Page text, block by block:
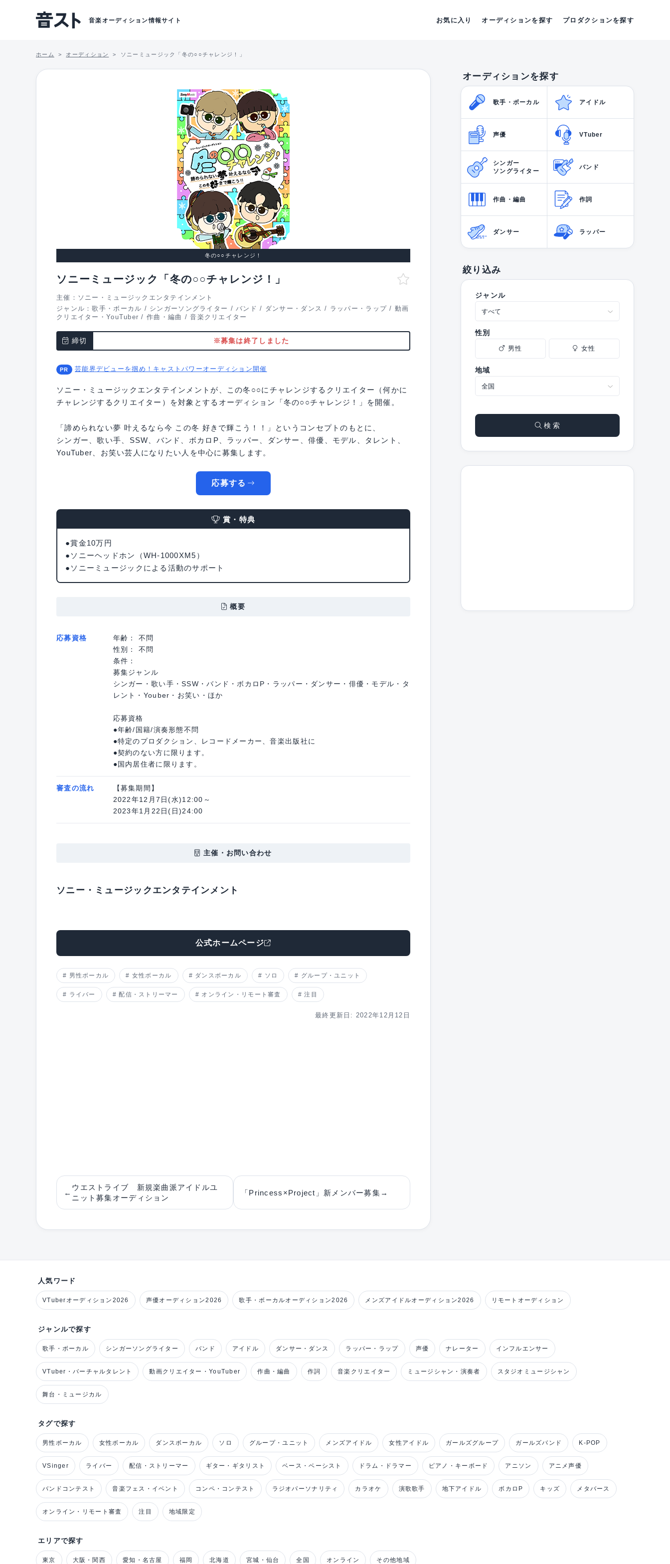
音楽オーディション情報サイト お気に入り オーディションを探す プロダクションを探す
ホーム オーディション ソニーミュージック「冬の○○チャレンジ！」
冬の○○チャレンジ！
ソニーミュージック「冬の○○チャレンジ！」
主催：ソニー・ミュージックエンタテインメント
ジャンル：歌手・ボーカル / シンガーソングライター /バンド / ダンサー・ダンス / ラッパー・ラップ /動画
クリエイター・YouTuber /作曲・編曲 /音楽クリエイター
締切 ※募集は終了しました
芸能界デビューを掴め！キャストパワーオーディション開催
ソニー・ミュージックエンタテインメントが、この冬○○にチャレンジするクリエイター（何かに
チャレンジするクリエイター）を対象とするオーディション「冬の○○チャレンジ！」を開催。
「諦められない夢 叶えるなら今 この冬 好きで輝こう！！」というコンセプトのもとに、
シンガー、歌い手、SSW、バンド、ボカロP、ラッパー、ダンサー、俳優、モデル、タレント、
YouTuber、お笑い芸人になりたい人を中心に募集します。
応募する
賞・特典
●賞金10万円
●ソニーヘッドホン（WH-1000XM5）
●ソニーミュージックによる活動のサポート
概要
応募資格
年齢： 不問
性別： 不問
条件：
募集ジャンル
シンガー・歌い手・SSW・バンド・ボカロP・ラッパー・ダンサー・俳優・モデル・タ
レント・Youber・お笑い・ほか
応募資格
●年齢/国籍/演奏形態不問
●特定のプロダクション、レコードメーカー、音楽出版社に
●契約のない方に限ります。
●国内居住者に限ります。
審査の流れ
【募集期間】
2022年12月7日(水)12:00～
2023年1月22日(日)24:00
主催・お問い合わせ
ソニー・ミュージックエンタテインメント
公式ホームページ
男性ボーカル 女性ボーカル ダンスボーカル ソロ グループ・ユニット
ライバー 配信・ストリーマー オンライン・リモート審査 注目
最終更新日: 2022年12月12日
←
ウエストライブ 新規楽曲派アイドルユ
ニット募集オーディション
「Princess×Project」新メンバー募集 →
オーディションを探す
歌手・ボーカル アイドル
声優 VTuber
シンガー
ソングライター
バンド
作曲・編曲 作詞
ダンサー ラッパー
絞り込み
ジャンル
性別
男性 女性
地域
検 索
人気ワード
VTuberオーディション2026 声優オーディション2026 歌手・ボーカルオーディション2026 メンズアイドルオーディション2026 リモートオーディション
ジャンルで探す
歌手・ボーカル シンガーソングライター バンド アイドル ダンサー・ダンス ラッパー・ラップ 声優 ナレーター インフルエンサー
VTuber・バーチャルタレント 動画クリエイター・YouTuber 作曲・編曲 作詞 音楽クリエイター ミュージシャン・演奏者 スタジオミュージシャン
舞台・ミュージカル
タグで探す
男性ボーカル 女性ボーカル ダンスボーカル ソロ グループ・ユニット メンズアイドル 女性アイドル ガールズグループ ガールズバンド K-POP
VSinger ライバー 配信・ストリーマー ギター・ギタリスト ベース・ベーシスト ドラム・ドラマー ピアノ・キーボード アニソン アニメ声優
バンドコンテスト 音楽フェス・イベント コンペ・コンテスト ラジオパーソナリティ カラオケ 演歌歌手 地下アイドル ボカロP キッズ メタバース
オンライン・リモート審査 注目 地域限定
エリアで探す
東京 大阪・関西 愛知・名古屋 福岡 北海道 宮城・仙台 全国 オンライン その他地域